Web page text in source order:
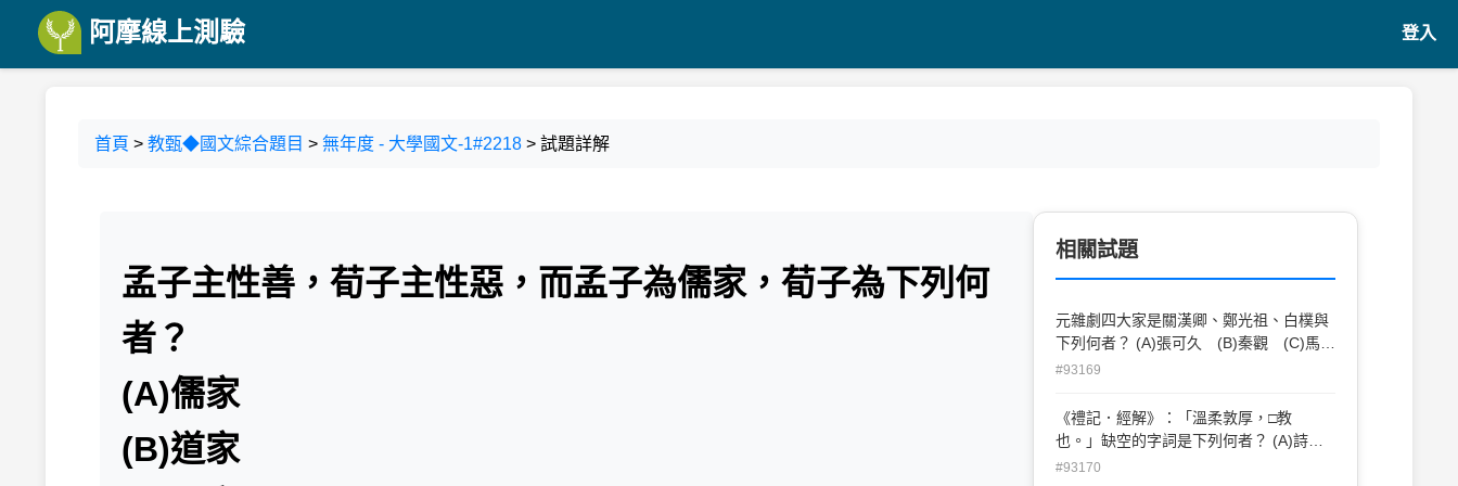
阿摩線上測驗 登入
首頁 > 教甄◆國文綜合題目 > 無年度 - 大學國文-1#2218 > 試題詳解
孟子主性善，荀子主性惡，而孟子為儒家，荀子為下列何
者？
(A)儒家
(B)道家
相關試題
元雜劇四大家是關漢卿、鄭光祖、白樸與
下列何者？ (A)張可久 (B)秦觀 (C)馬致
遠 (D)周邦彥
#93169
《禮記．經解》：「溫柔敦厚，□教
也。」缺空的字詞是下列何者？ (A)詩
(B)書 (C)禮 (D)易
#93170